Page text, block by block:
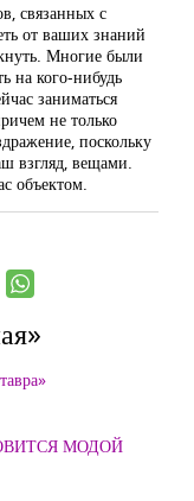
связанных с
от ваших знаний
Многие были
на кого-нибудь
заниматься
не только
поскольку
взгляд, вещами.
объектом.
МОДОЙ